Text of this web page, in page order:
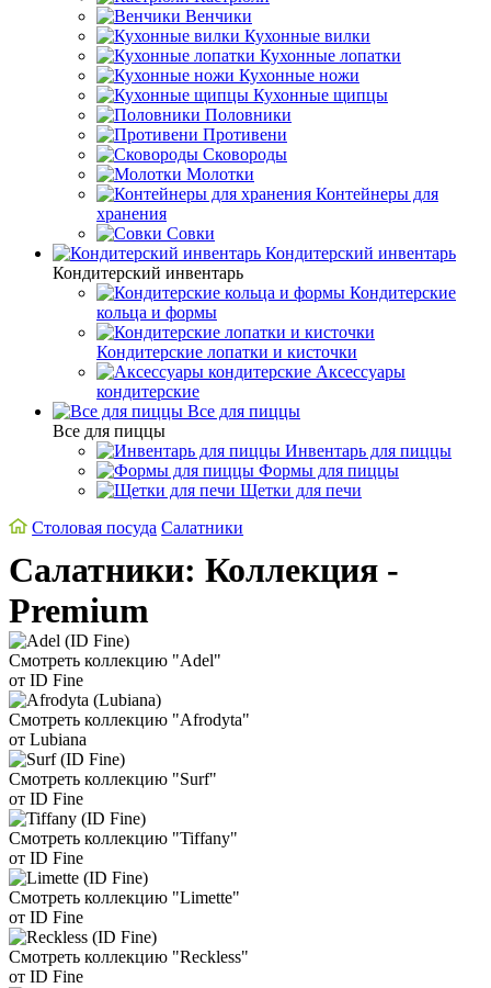
Венчики
Кухонные вилки
Кухонные лопатки
Кухонные ножи
Кухонные щипцы
Половники
Противени
Сковороды
Молотки
Контейнеры для
хранения
Совки
Кондитерский инвентарь
Кондитерский инвентарь
Кондитерские
кольца и формы
Кондитерские лопатки и кисточки
Аксессуары
кондитерские
Все для пиццы
Все для пиццы
Инвентарь для пиццы
Формы для пиццы
Щетки для печи
Столовая посуда Салатники
Салатники: Коллекция -
Premium
Смотреть коллекцию "Adel"
от ID Fine
Смотреть коллекцию "Afrodyta"
от Lubiana
Смотреть коллекцию "Surf"
от ID Fine
Смотреть коллекцию "Tiffany"
от ID Fine
Смотреть коллекцию "Limette"
от ID Fine
Смотреть коллекцию "Reckless"
от ID Fine